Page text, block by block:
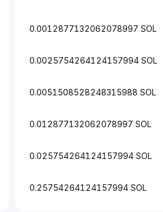
0.0012877132062078997 SOL
0.0025754264124157994 SOL
0.0051508528248315988 SOL
0.012877132062078997 SOL
0.025754264124157994 SOL
0.25754264124157994 SOL